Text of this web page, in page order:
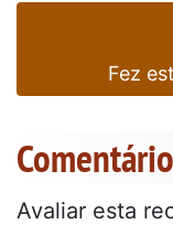
Fez
Avaliar esta